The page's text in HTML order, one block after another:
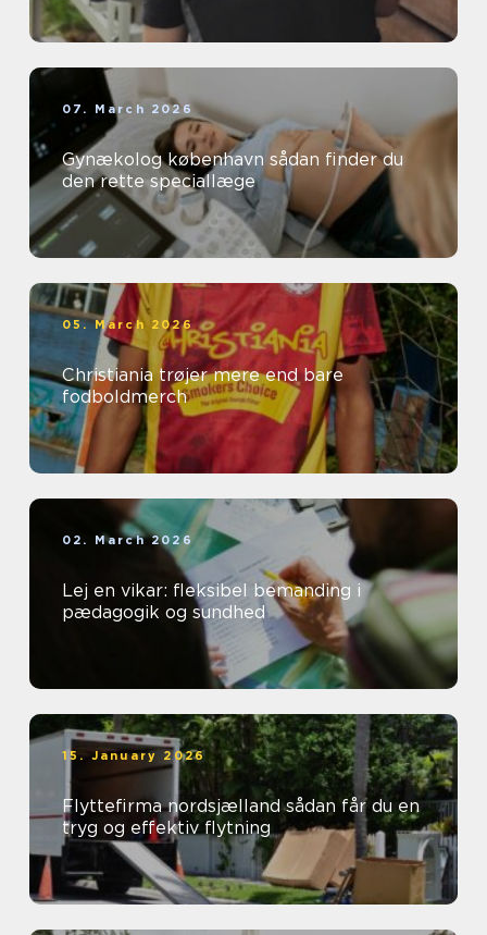
07. March 2026
Gynækolog københavn sådan finder du
den rette speciallæge
05. March 2026
Christiania trøjer mere end bare
fodboldmerch
02. March 2026
Lej en vikar: fleksibel bemanding i
pædagogik og sundhed
15. January 2026
Flyttefirma nordsjælland sådan får du en
tryg og effektiv flytning